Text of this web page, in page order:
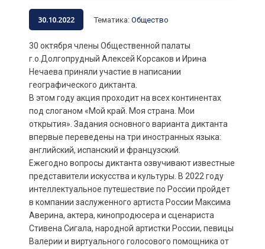
30.10.2022 Тематика: Общество
30 октября члены Общественной палаты
г.о.Долгопрудный Алексей Корсаков и Ирина
Нечаева приняли участие в написании
географического диктанта.
В этом году акция проходит на всех континентах
под слоганом «Мой край. Моя страна. Мои
открытия». Задания основного варианта диктанта
впервые переведены на три иностранных языка:
английский, испанский и французский.
Ежегодно вопросы диктанта озвучивают известные
представители искусства и культуры. В 2022 году
интеллектуальное путешествие по России пройдет
в компании заслуженного артиста России Максима
Аверина, актера, кинопродюсера и сценариста
Стивена Сигала, народной артистки России, певицы
Валерии и виртуального голосового помощника от